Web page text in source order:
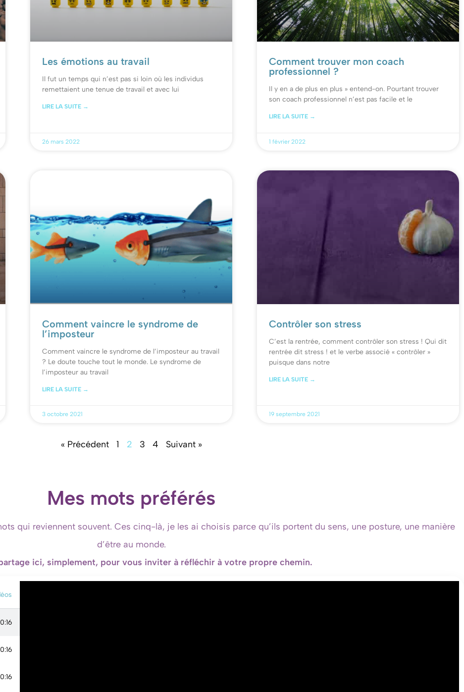
Les émotions au travail
Il fut un temps qui n’est pas si loin où les individus
remettaient une tenue de travail et avec lui
LIRE LA SUITE →
26 mars 2022
Comment trouver mon coach
professionnel ?
Il y en a de plus en plus » entend-on. Pourtant trouver
son coach professionnel n’est pas facile et le
LIRE LA SUITE →
1 février 2022
Comment vaincre le syndrome de
l’imposteur
Comment vaincre le syndrome de l’imposteur au travail
?​ Le doute touche tout le monde. Le syndrome de
l’imposteur au travail
LIRE LA SUITE →
3 octobre 2021
Contrôler son stress
C’est la rentrée, comment contrôler son stress !​ Qui dit
rentrée dit stress ! et le verbe associé « contrôler »
puisque dans notre
LIRE LA SUITE →
19 septembre 2021
« Précédent 1 2 3 4 Suivant »
Mes mots préférés
qui reviennent souvent. Ces cinq-là, je les ai choisis parce qu’ils portent du sens, une posture, une manière
d’être au monde.
ici, simplement, pour vous inviter à réfléchir à votre propre chemin.
0:16
0:16
0:16